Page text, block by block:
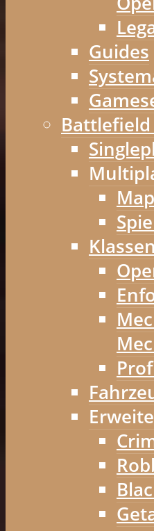
Guides